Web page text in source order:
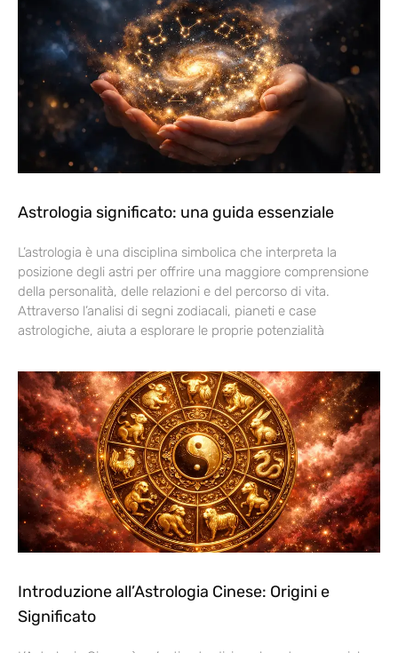
Astrologia significato: una guida essenziale
L’astrologia è una disciplina simbolica che interpreta la
posizione degli astri per offrire una maggiore comprensione
della personalità, delle relazioni e del percorso di vita.
Attraverso l’analisi di segni zodiacali, pianeti e case
astrologiche, aiuta a esplorare le proprie potenzialità
Introduzione all’Astrologia Cinese: Origini e
Significato